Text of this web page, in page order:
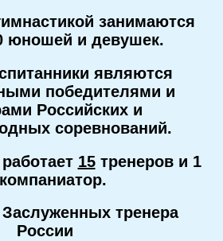
занимаются
юношей и девушек.
являются
победителями и
Российских и
соревнований.
15тренеров и 1
тренера
России